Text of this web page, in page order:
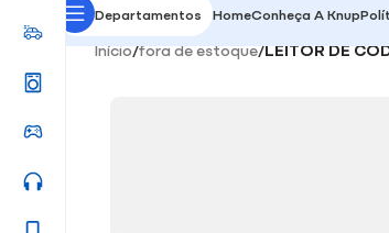
Departamentos HomeConheça A Knup
Início/fora de estoque/LEITOR DE